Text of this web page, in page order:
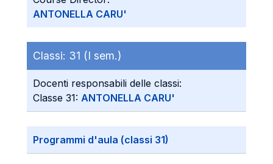
ANTONELLA CARU'
Classi: 31 (I sem.)
Docenti responsabili delle classi:
Classe 31: ANTONELLA CARU'
Programmi d'aula (classi 31)